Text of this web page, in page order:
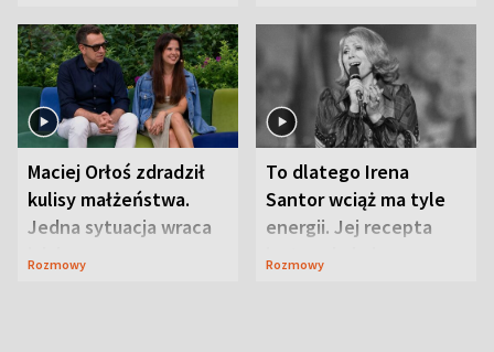
Maciej Orłoś zdradził
kulisy małżeństwa.
Jedna sytuacja wraca
jak bumerang
Rozmowy
To dlatego Irena
Santor wciąż ma tyle
energii. Jej recepta
jest zaskakująco
Rozmowy